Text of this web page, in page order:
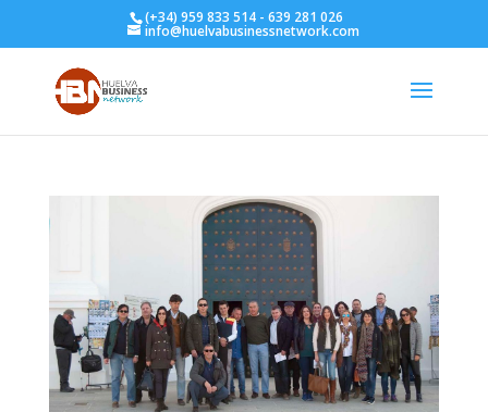
(+34) 959 833 514 - 639 281 026
info@huelvabusinessnetwork.com